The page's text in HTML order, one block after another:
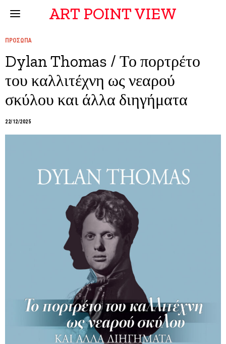
ART POINT VIEW
ΠΡΟΣΩΠΑ
Dylan Thomas / Το πορτρέτο
του καλλιτέχνη ως νεαρού
σκύλου και άλλα διηγήματα
22/12/2025